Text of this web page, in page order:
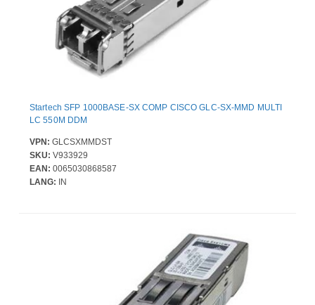
Startech SFP 1000BASE-SX COMP CISCO GLC-SX-MMD MULTI
LC 550M DDM
VPN: GLCSXMMDST
SKU: V933929
EAN: 0065030868587
LANG: IN